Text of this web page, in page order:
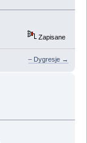
Zapisane
– Dygresje →